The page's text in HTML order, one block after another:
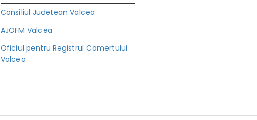
Consiliul Judetean Valcea
AJOFM Valcea
Oficiul pentru Registrul Comertului
Valcea